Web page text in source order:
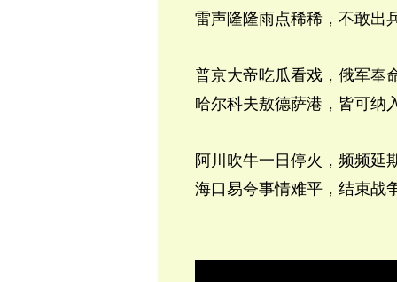
雷声隆隆雨点稀稀，不敢出
普京大帝吃瓜看戏，俄军奉
哈尔科夫敖德萨港，皆可纳
阿川吹牛一日停火，频频延
海口易夸事情难平，结束战